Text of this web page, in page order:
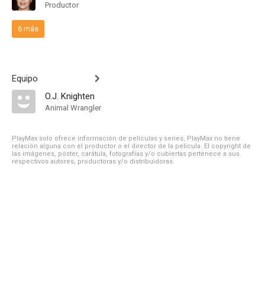
Productor
6 más
Equipo
O.J. Knighten
Animal Wrangler
PlayMax solo ofrece información de películas y series, PlayMax no tiene
relación alguna con el productor o el director de la película. El copyright de
las imágenes, póster, carátula, fotografías y/o cubiertas pertenece a sus
respectivos autores, productoras y/o distribuidoras.